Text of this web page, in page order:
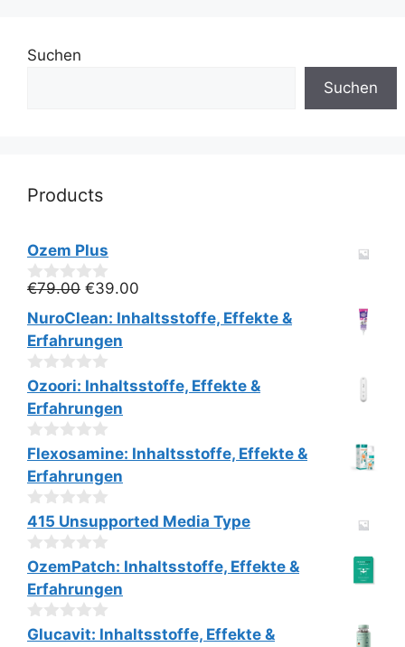
Suchen
Suchen
Products
Ozem Plus
0
v
o
n
5
€79.00 Ursprünglicher
Preis
war:
€79.00
€39.00
Preis
NuroClean: Inhaltsstoffe, Effekte &
Erfahrungen
0
v
o
n
5
Ozoori: Inhaltsstoffe, Effekte &
Erfahrungen
0
v
o
n
5
Flexosamine: Inhaltsstoffe, Effekte &
Erfahrungen
0
v
o
n
5
415 Unsupported Media Type
0
v
o
n
5
OzemPatch: Inhaltsstoffe, Effekte &
Erfahrungen
0
Glucavit: Inhaltsstoffe, Effekte &